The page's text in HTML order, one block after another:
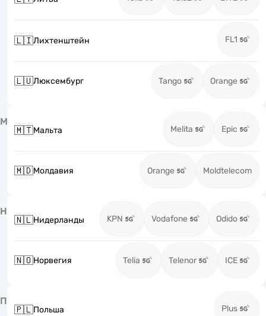
🇱🇮Лихтенштейн FL1
🇱🇺Люксембург Tango Orange
М
🇲🇹Мальта Melita Epic
🇲🇩Молдавия Orange Moldtelecom
Н
🇳🇱Нидерланды KPN Vodafone Odido
🇳🇴Норвегия Telia Telenor ICE
П
🇵🇱Польша Plus